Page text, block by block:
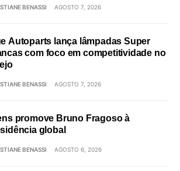
BENASSI AGOSTO 7, 2026
Autoparts lança lâmpadas Super
com foco em competitividade no
BENASSI AGOSTO 7, 2026
promove Bruno Fragoso à
global
BENASSI AGOSTO 6, 2026